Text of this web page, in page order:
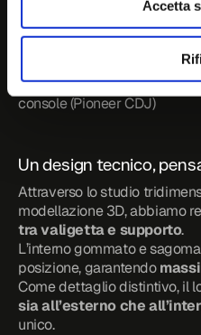
Accetta
Il case è stato sviluppato
fondamentali del cliente:
Organizzazione
• Funzione di rialzo, per
console (Pioneer CDJ)
Un design tecnico,
Attraverso lo studio
modellazione 3D, abbiamo
tra valigetta e supporto.
L’interno gommato e
posizione, garantendo
Come dettaglio distintivo, il
sia all’esterno che
unico.